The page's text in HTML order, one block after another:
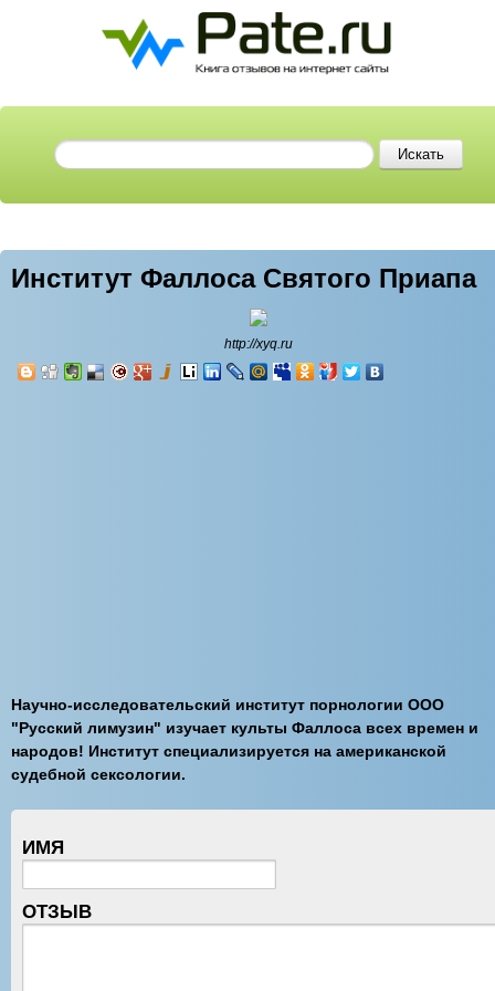
Институт Фаллоса Святого Приапа
http://xyq.ru
Научно-исследовательский институт порнологии ООО
"Русский лимузин" изучает культы Фаллоса всех времен и
народов! Институт специализируется на американской
судебной сексологии.
ИМЯ
ОТЗЫВ